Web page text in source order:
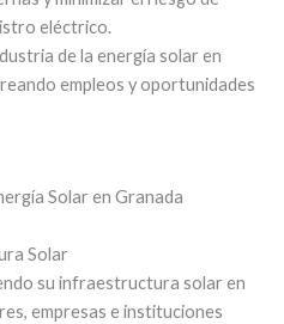
eléctrico.
de la energía solar en
empleos y oportunidades
Solar en Granada
Solar
su infraestructura solar en
empresas e instituciones